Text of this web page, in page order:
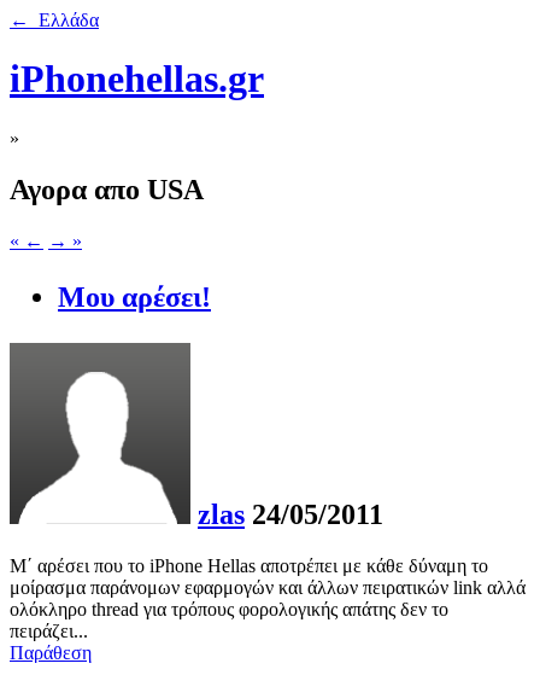
← Ελλάδα
iPhonehellas.gr
»
Αγορα απο USA
« ← → »
Μου αρέσει!
zlas 24/05/2011
Μ΄ αρέσει που το iPhone Hellas αποτρέπει με κάθε δύναμη το
μοίρασμα παράνομων εφαρμογών και άλλων πειρατικών link αλλά
ολόκληρο thread για τρόπους φορολογικής απάτης δεν το
πειράζει...
Παράθεση